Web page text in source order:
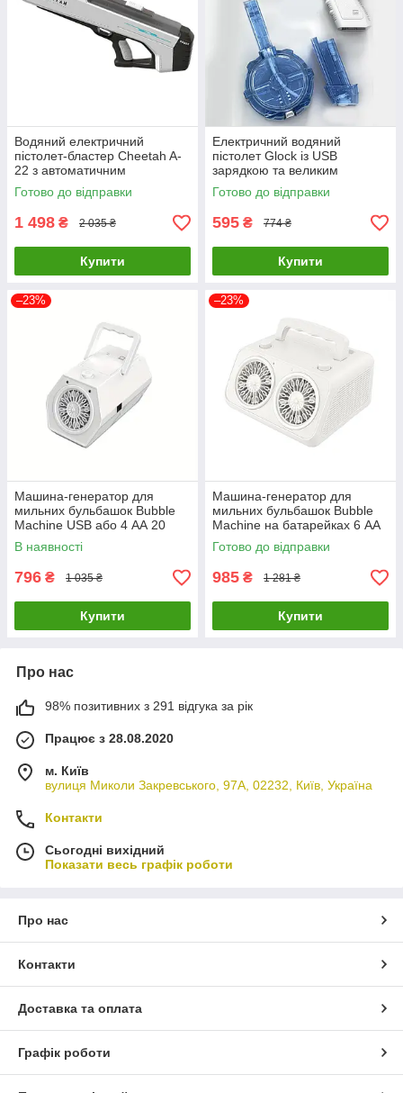
Водяний електричний
пістолет-бластер Cheetah A-
22 з автоматичним
закачуванням Білий ( код:
EWG-A-22 )
Готово до відправки
1 498 ₴ 2 035 ₴
Купити
Електричний водяний
пістолет Glock із USB
зарядкою та великим
магазином Синій ( код: WGG-
9x19Z )
Готово до відправки
595 ₴ 774 ₴
Купити
–23%
Машина-генератор для
мильних бульбашок Bubble
Machine USB або 4 АА 20
отворів Білий ( код:
NO575USBO )
В наявності
796 ₴ 1 035 ₴
Купити
–23%
Машина-генератор для
мильних бульбашок Bubble
Machine на батарейках 6 АА
40 отворів Білий ( код:
NO551O )
Готово до відправки
985 ₴ 1 281 ₴
Купити
Про нас
98% позитивних з 291 відгука за рік
Працює з 28.08.2020
м. Київ
вулиця Миколи Закревського, 97А, 02232, Київ, Україна
Контакти
Сьогодні вихідний
Показати весь графік роботи
Про нас
Контакти
Доставка та оплата
Графік роботи